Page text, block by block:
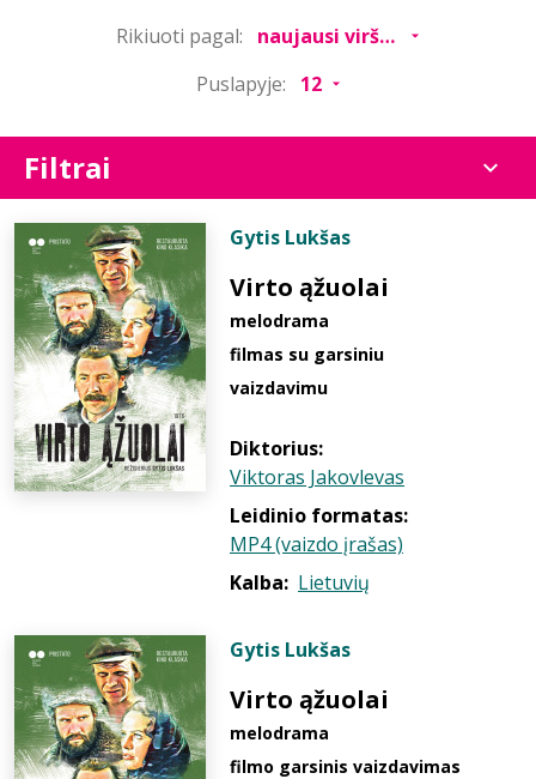
Rikiuoti pagal:
Puslapyje:
Filtrai
Gytis Lukšas
Virto ąžuolai
melodrama
filmas su garsiniu
vaizdavimu
Diktorius:
Viktoras Jakovlevas
Leidinio formatas:
MP4 (vaizdo įrašas)
Kalba: Lietuvių
Gytis Lukšas
Virto ąžuolai
melodrama
filmo garsinis vaizdavimas